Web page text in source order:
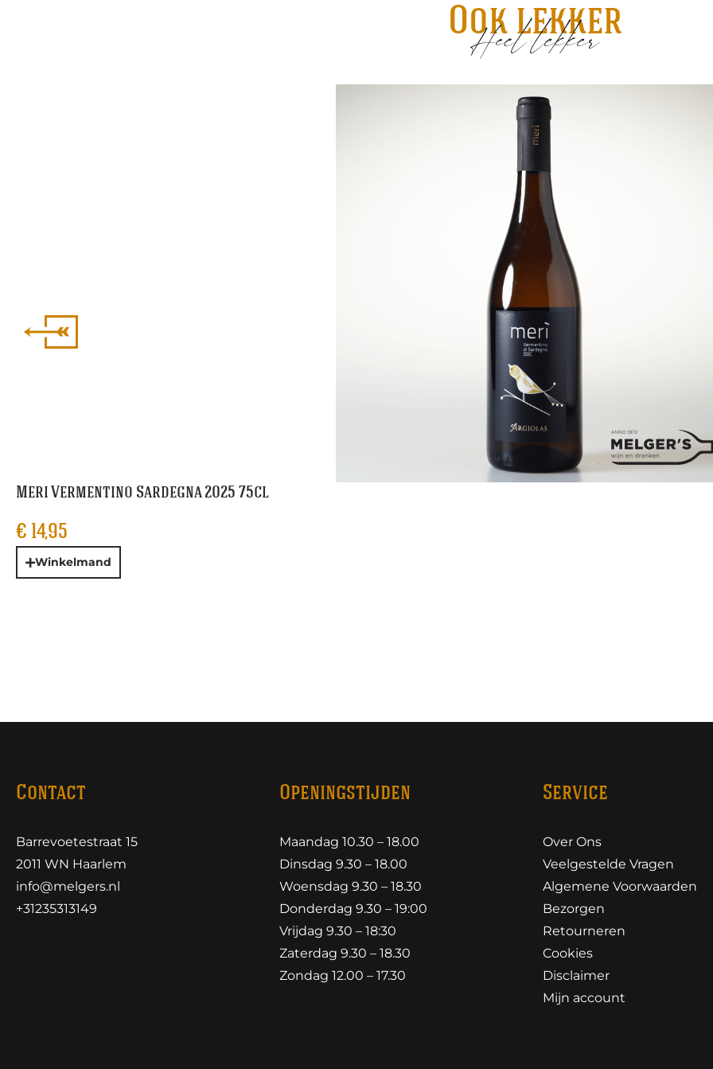
Ook lekker
Heel lekker
Meri Vermentino Sardegna 2025 75cl
€ 14,95
Winkelmand
Contact
Barrevoetestraat 15
2011 WN Haarlem
info@melgers.nl
+31235313149
Openingstijden
Maandag 10.30 – 18.00
Dinsdag 9.30 – 18.00
Woensdag 9.30 – 18.30
Donderdag 9.30 – 19:00
Vrijdag 9.30 – 18:30
Zaterdag 9.30 – 18.30
Zondag 12.00 – 17.30
Service
Over Ons
Veelgestelde Vragen
Algemene Voorwaarden
Bezorgen
Retourneren
Cookies
Disclaimer
Mijn account